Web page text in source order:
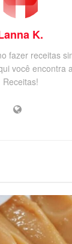
K.
fazer receitas
você encontra
Receitas!